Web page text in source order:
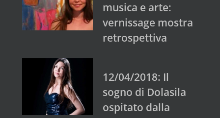
musica e arte:
vernissage mostra
retrospettiva
12/04/2018: Il
sogno di Dolasila
ospitato dalla